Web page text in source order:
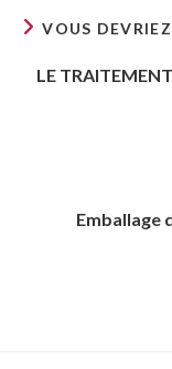
VOUS
LE
Emballage